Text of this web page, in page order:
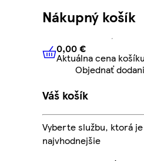
Nákupný košík
0,00 € Aktuálna
0,00 €
Aktuálna cena košíku
Objednať
Váš košík
Vyberte službu, ktorá
najvhodnejšie